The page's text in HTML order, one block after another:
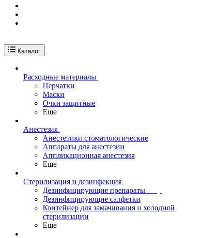
Каталог
Расходные материалы
Перчатки
Маски
Очки защитные
Еще
Анестезия
Анестетики стоматологические
Аппараты для анестезии
Аппликационная анестезия
Еще
Стерилизация и дезинфекция
Дезинфицирующие препараты
Дезинфицирующие салфетки
Контейнер для замачивания и холодной
стерилизации
Еще